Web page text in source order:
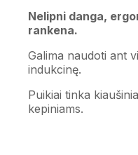
Nelipni danga,
rankena.
Galima naudoti ant
indukcinę.
Puikiai tinka
kepiniams.